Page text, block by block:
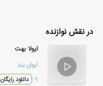
در نقشنوازنده
ایولا بهت
ایوان بند
۰۳:۲۹دانلود رایگان